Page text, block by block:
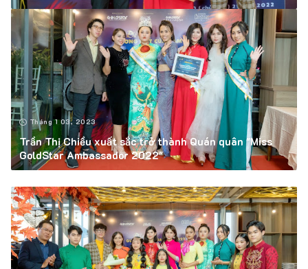
Tháng 1 03, 2023
Trần Thị Chiều xuất sắc trở thành Quán quân "Miss
GoldStar Ambassador 2022"